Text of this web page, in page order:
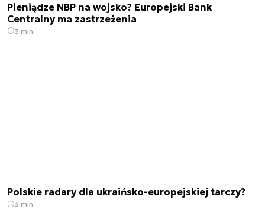
Pieniądze NBP na wojsko? Europejski Bank
Centralny ma zastrzeżenia
3 min.
Polskie radary dla ukraińsko-europejskiej tarczy?
3 min.